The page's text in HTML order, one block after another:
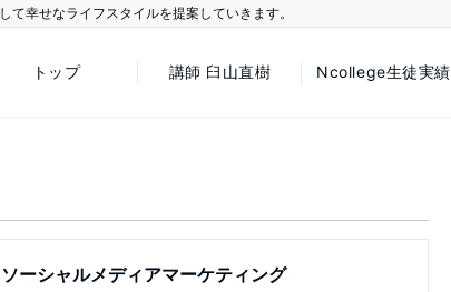
幸せなライフスタイルを提案していきます。
トップ 講師 臼山直樹 Ncollege生徒実績
ーシャルメディアマーケティング